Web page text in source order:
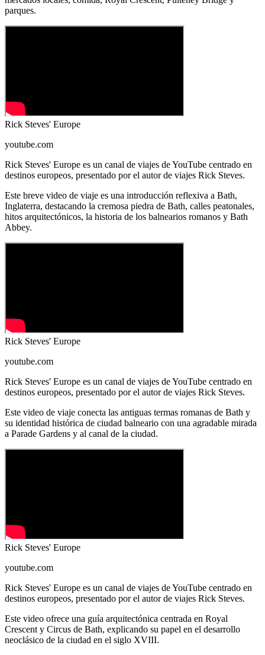
parques.
Rick Steves' Europe
youtube.com
Rick Steves' Europe es un canal de viajes de YouTube centrado en
destinos europeos, presentado por el autor de viajes Rick Steves.
Este breve video de viaje es una introducción reflexiva a Bath,
Inglaterra, destacando la cremosa piedra de Bath, calles peatonales,
hitos arquitectónicos, la historia de los balnearios romanos y Bath
Abbey.
Rick Steves' Europe
youtube.com
Rick Steves' Europe es un canal de viajes de YouTube centrado en
destinos europeos, presentado por el autor de viajes Rick Steves.
Este video de viaje conecta las antiguas termas romanas de Bath y
su identidad histórica de ciudad balneario con una agradable mirada
a Parade Gardens y al canal de la ciudad.
Rick Steves' Europe
youtube.com
Rick Steves' Europe es un canal de viajes de YouTube centrado en
destinos europeos, presentado por el autor de viajes Rick Steves.
Este video ofrece una guía arquitectónica centrada en Royal
Crescent y Circus de Bath, explicando su papel en el desarrollo
neoclásico de la ciudad en el siglo XVIII.